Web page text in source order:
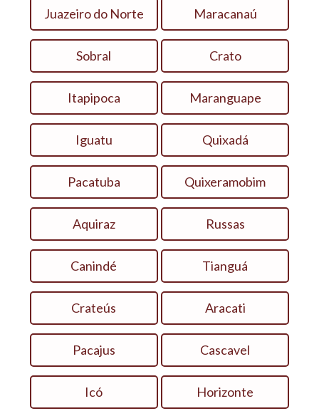
Juazeiro do Norte Maracanaú
Sobral Crato
Itapipoca Maranguape
Iguatu Quixadá
Pacatuba Quixeramobim
Aquiraz Russas
Canindé Tianguá
Crateús Aracati
Pacajus Cascavel
Icó Horizonte